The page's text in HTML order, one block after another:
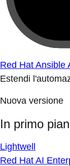
Red Hat Ansible
Estendi
Nuova versione
In primo
Lightwell
Red Hat AI